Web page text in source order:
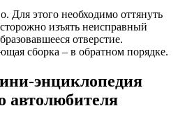
Для этого необходимо оттянуть
изъять неисправный
отверстие.
сборка – в обратном порядке.
энциклопедия
автолюбителя